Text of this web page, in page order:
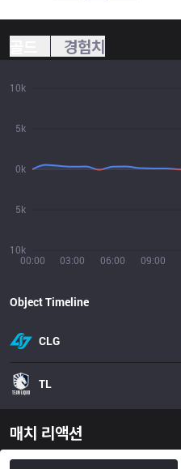
경험치
00:00 03:00 06:00 09:00
10k
5k
0k
5k
10k
Object Timeline
CLG
TL
매치 리액션